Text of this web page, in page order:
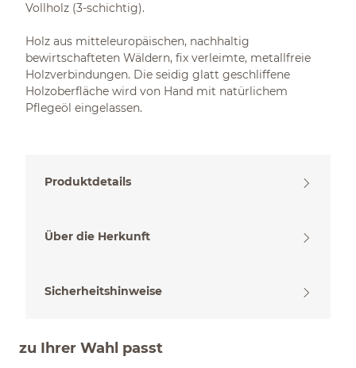
Vollholz (3-schichtig).
Holz aus mitteleuropäischen, nachhaltig
bewirtschafteten Wäldern, fix verleimte, metallfreie
Holzverbindungen. Die seidig glatt geschliffene
Holzoberfläche wird von Hand mit natürlichem
Pflegeöl eingelassen.
Produktdetails
Über die Herkunft
Sicherheitshinweise
zu Ihrer Wahl passt